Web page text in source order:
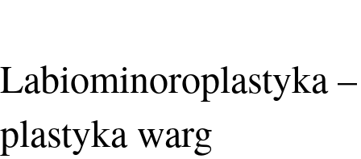
Labiominoroplastyka –
plastyka warg